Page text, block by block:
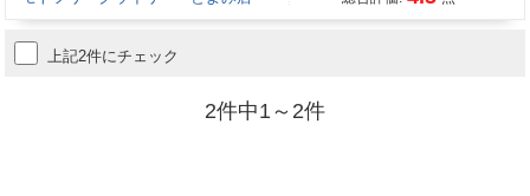
上記2件にチェック
2件中1～2件